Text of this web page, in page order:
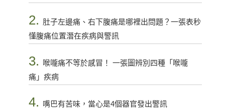
2. 肚子左邊痛、右下腹痛是哪裡出問題？一張表秒
懂腹痛位置潛在疾病與警訊
3.
喉嚨痛不等於感冒！ 一張圖辨別四種「喉嚨
痛」疾病
4. 嘴巴有苦味，當心是4個器官發出警訊